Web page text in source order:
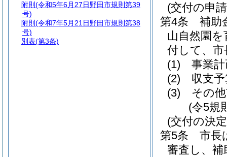
(交付の申
第4条
補助
山自然園
付して、
(1)
事業
(2)
収支
(3)
その
(令5規
(交付の決
第5条
市長
審査し、
附則 (令和5年6月27日野田市規則第39
号)
附則 (令和7年5月21日野田市規則第38
号)
別表(第3条)